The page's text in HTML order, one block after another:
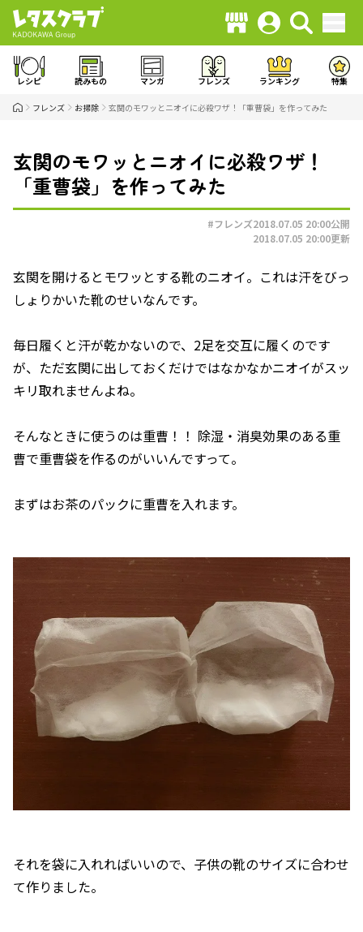
レシピ 読みもの マンガ フレンズ ランキング 特集
フレンズ お掃除 玄関のモワッとニオイに必殺ワザ！「重曹袋」を作ってみた
玄関のモワッとニオイに必殺ワザ！
「重曹袋」を作ってみた
#フレンズ2018.07.05 20:00公開
2018.07.05 20:00更新
玄関を開けるとモワッとする靴のニオイ。これは汗をびっ
しょりかいた靴のせいなんです。
毎日履くと汗が乾かないので、2足を交互に履くのです
が、ただ玄関に出しておくだけではなかなかニオイがスッ
キリ取れませんよね。
そんなときに使うのは重曹！！ 除湿・消臭効果のある重
曹で重曹袋を作るのがいいんですって。
まずはお茶のパックに重曹を入れます。
それを袋に入れればいいので、子供の靴のサイズに合わせ
て作りました。